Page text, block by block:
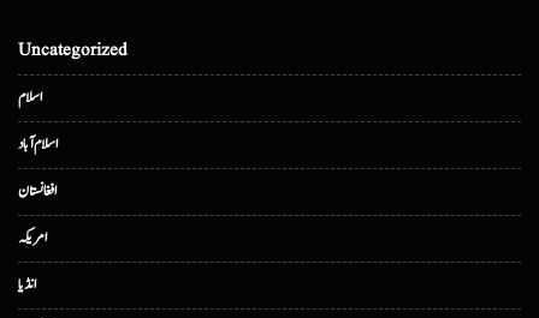
Uncategorized
اسلام
اسلام آباد
افغانستان
امریکہ
انڈیا